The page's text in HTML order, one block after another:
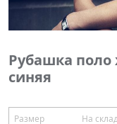
Рубашка поло
синяя
Размер На